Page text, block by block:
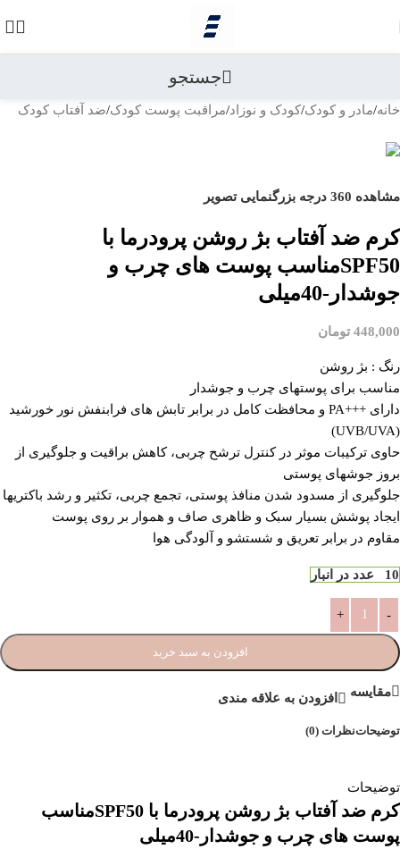
جستجو
خانه/مادر و کودک/کودک و نوزاد/مراقبت پوست کودک/ضد آفتاب کودک
مشاهده 360 درجه بزرگنمایی تصویر
کرم ضد آفتاب بژ روشن پرودرما با
SPF50مناسب پوست های چرب و
جوشدار-40میلی
448,000 تومان
رنگ : بژ روشن
مناسب برای پوستهای چرب و جوشدار
دارای +++PA و محافظت کامل در برابر تابش های فرابنفش نور خورشید
(UVB/UVA)
حاوی ترکیبات موثر در کنترل ترشح چربی، کاهش براقیت و جلوگیری از
بروز جوشهای پوستی
جلوگیری از مسدود شدن منافذ پوستی، تجمع چربی، تکثیر و رشد باکتریها
ایجاد پوشش بسیار سبک و ظاهری صاف و هموار بر روی پوست
مقاوم در برابر تعریق و شستشو و آلودگی هوا
10 عدد در انبار
افزودن به سبد خرید
مقایسه افزودن به علاقه مندی
توضیحاتنظرات (0)
توضیحات
کرم ضد آفتاب بژ روشن پرودرما با SPF50مناسب
پوست های چرب و جوشدار-40میلی